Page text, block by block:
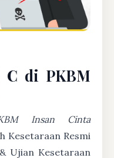
C di PKBM
Insan Cinta
Kesetaraan Resmi
Ujian Kesetaraan